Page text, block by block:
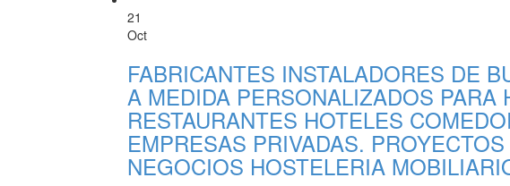
21
Oct
FABRICANTES INSTALADORES DE
A MEDIDA PERSONALIZADOS PARA
RESTAURANTES HOTELES
EMPRESAS PRIVADAS.
NEGOCIOS HOSTELERIA